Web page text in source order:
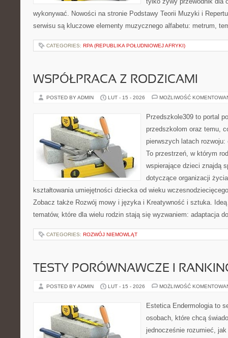
wykonywać. Nowości na stronie Podstawy Teorii Muzyki i
serwisu są kluczowe elementy muzycznego alfabetu: metrum,
CATEGORIES: RPA (REPUBLIKA POŁUDNIOWEJ AFRYKI)
WSPÓŁPRACA Z RODZICAMI
POSTED BY ADMIN LUT - 15 - 2026 MOŻLIWOŚĆ
Przedszkole309 to portal
przedszkolom oraz temu,
pierwszych latach
To przestrzeń, w którym
wspierające dzieci znajdą
dotyczące organizacji
kształtowania umiejętności dziecka od wieku
Zobacz także Rozwój mowy i języka i Kreatywność i sztuka.
tematów, które dla wielu rodzin stają się wyzwaniem: adaptacja
CATEGORIES: ROZWÓJ NIEMOWLĄT
TESTY PORÓWNAWCZE I
POSTED BY ADMIN LUT - 15 - 2026 MOŻLIWOŚĆ
Estetica Endermologia to
osobach, które chcą
jednocześnie rozumieć, jak